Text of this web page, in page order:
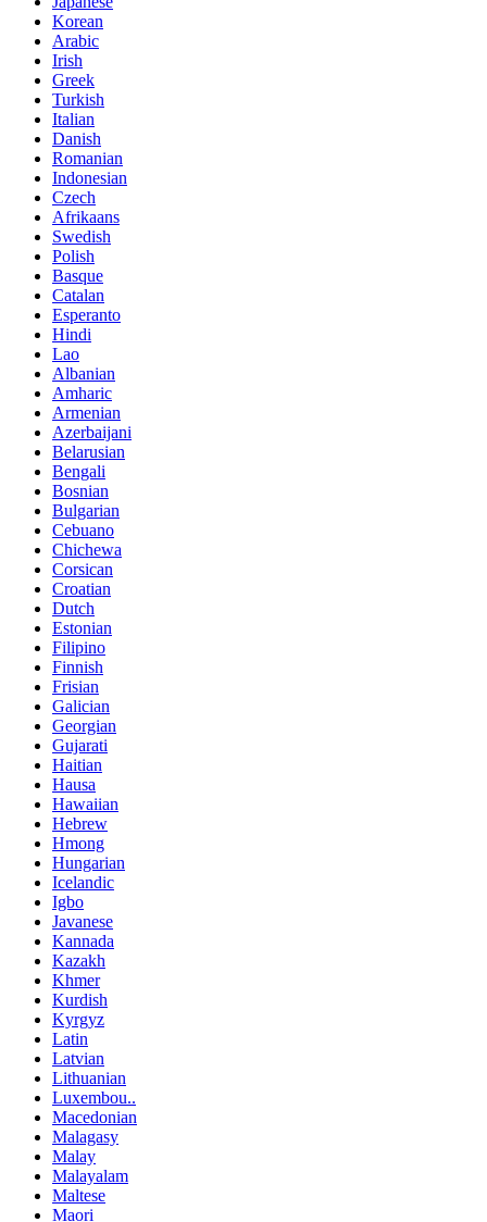
Korean
Arabic
Irish
Greek
Turkish
Italian
Danish
Romanian
Indonesian
Czech
Afrikaans
Swedish
Polish
Basque
Catalan
Esperanto
Hindi
Lao
Albanian
Amharic
Armenian
Azerbaijani
Belarusian
Bengali
Bosnian
Bulgarian
Cebuano
Chichewa
Corsican
Croatian
Dutch
Estonian
Filipino
Finnish
Frisian
Galician
Georgian
Gujarati
Haitian
Hausa
Hawaiian
Hebrew
Hmong
Hungarian
Icelandic
Igbo
Javanese
Kannada
Kazakh
Khmer
Kurdish
Kyrgyz
Latin
Latvian
Lithuanian
Luxembou..
Macedonian
Malagasy
Malay
Malayalam
Maltese
Maori